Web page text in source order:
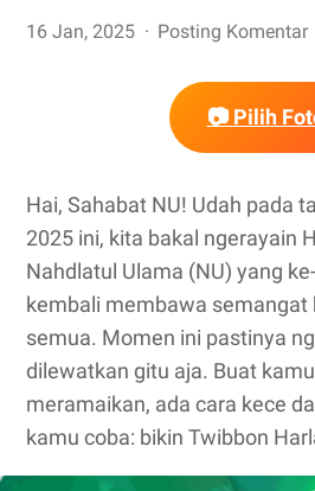
16 Jan, 2025 Posting Komentar
📷 Pilih
Hai, Sahabat NU! Udah pada
2025 ini, kita bakal ngerayain
Nahdlatul Ulama (NU) yang
kembali membawa semangat
semua. Momen ini pastinya
dilewatkan gitu aja. Buat
meramaikan, ada cara kece
kamu coba: bikin Twibbon